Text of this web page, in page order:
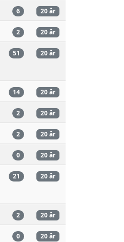
6 20 år
2 20 år
51 20 år
14 20 år
2 20 år
2 20 år
0 20 år
21 20 år
2 20 år
0 20 år